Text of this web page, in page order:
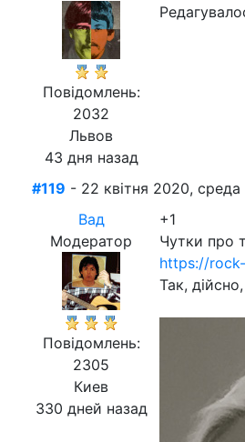
Повідомлень:
2032
Львов
43 дня назад
#119 - 22 квітня 2020, среда
Вад
Модератор
Повідомлень:
2305
Киев
330 дней назад
+1
Чутки про
https://
Так,